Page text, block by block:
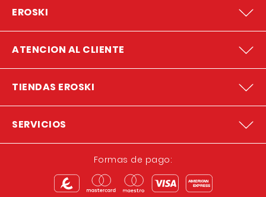
EROSKI
ATENCION AL CLIENTE
TIENDAS EROSKI
SERVICIOS
Formas de pago: